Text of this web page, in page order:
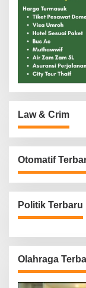
Law & Crim
Otomatif
Politik Terbaru
Olahraga